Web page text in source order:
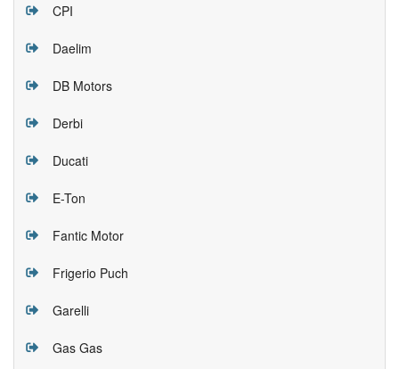
CPI
Daelim
DB Motors
Derbi
Ducati
E-Ton
Fantic Motor
Frigerio Puch
Garelli
Gas Gas